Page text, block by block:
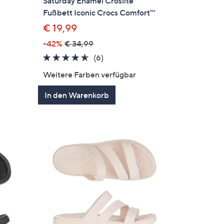
Fußbett Iconic Crocs Comfort™
€ 19,99
-42% € 34,99
4.5
(6)
Weitere Farben verfügbar
In den Warenkorb